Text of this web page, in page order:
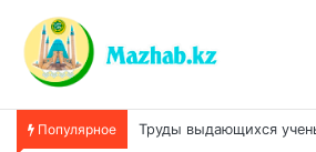
Популярное